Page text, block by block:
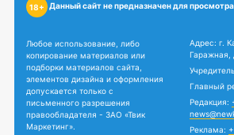
18+ Данный сайт не предназначен для
Любое использование, либо
копирование материалов или
подборки материалов сайта,
элементов дизайна и оформления
допускается только с
письменного разрешения
правообладателя - ЗАО «Твик
Маркетинг».
Адрес: г.
Гаражная,
Главный
Редакция:
Реклама: